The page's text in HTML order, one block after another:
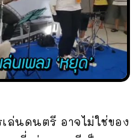
ล่นดนตรี อาจไม่ใช่ของ